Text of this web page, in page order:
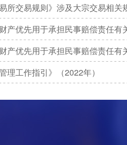
所交易规则》涉及大宗交易相关
产优先用于承担民事赔偿责任有
产优先用于承担民事赔偿责任有
理工作指引》（2022年）